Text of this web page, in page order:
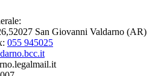
San Giovanni Valdarno (AR)
055 945025